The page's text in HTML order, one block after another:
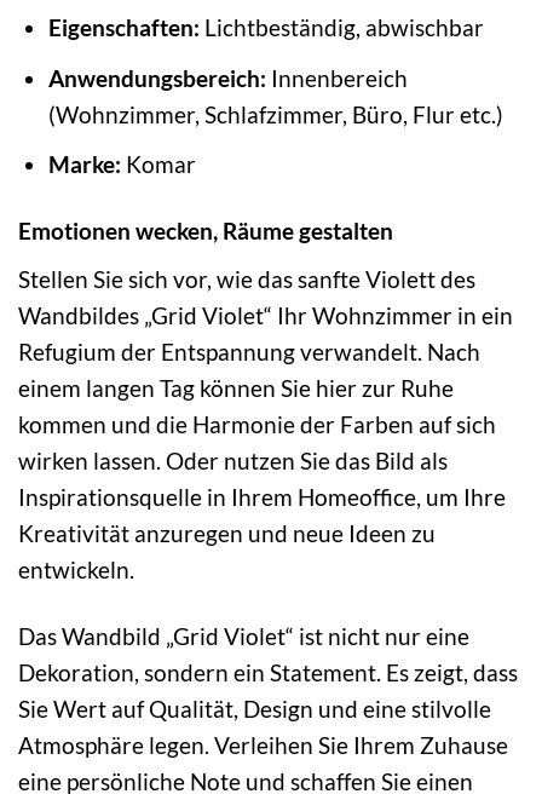
Eigenschaften: Lichtbeständig, abwischbar
Anwendungsbereich: Innenbereich
(Wohnzimmer, Schlafzimmer, Büro, Flur etc.)
Marke: Komar
Emotionen wecken, Räume gestalten
Stellen Sie sich vor, wie das sanfte Violett des
Wandbildes „Grid Violet“ Ihr Wohnzimmer in ein
Refugium der Entspannung verwandelt. Nach
einem langen Tag können Sie hier zur Ruhe
kommen und die Harmonie der Farben auf sich
wirken lassen. Oder nutzen Sie das Bild als
Inspirationsquelle in Ihrem Homeoffice, um Ihre
Kreativität anzuregen und neue Ideen zu
entwickeln.
Das Wandbild „Grid Violet“ ist nicht nur eine
Dekoration, sondern ein Statement. Es zeigt, dass
Sie Wert auf Qualität, Design und eine stilvolle
Atmosphäre legen. Verleihen Sie Ihrem Zuhause
eine persönliche Note und schaffen Sie einen